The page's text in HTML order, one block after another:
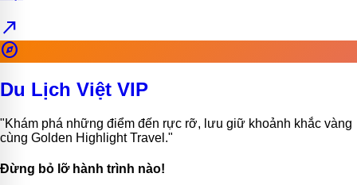
north_east
explore
Du Lịch Việt VIP
"Khám phá những điểm đến rực rỡ, lưu giữ khoảnh khắc vàng
cùng Golden Highlight Travel."
Đừng bỏ lỡ hành trình nào!